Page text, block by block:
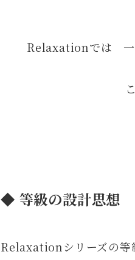
Relaxationでは 一
◆ 等級の設計思想
Relaxationシリーズの等